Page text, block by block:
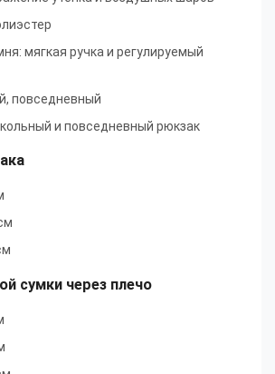
мягкая ручка и регулируемый
повседневный
и повседневный рюкзак
сумки через плечо